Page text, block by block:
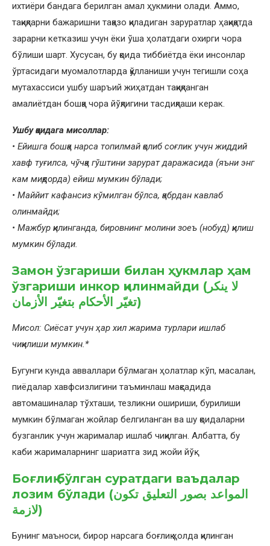
ихтиёри бандага берилган амал ҳукмини олади. Аммо,
тақиқларни бажаришни тақазо қиладиган заруратлар ҳақиқатда
зарарни кетказиш учун ёки ўша ҳолатдаги охирги чора
бўлиши шарт. Хусусан, бу қоида тиббиётда ёки инсонлар
ўртасидаги муомалотларда қўлланиши учун тегишли соҳа
мутахассиси ушбу шаръий жиҳатдан тақиқланган
амалиётдан бошқа чора йўқлигини тасдиқлаши керак.
Ушбу қоидага мисоллар:
• Ейишга бошқа нарса топилмай қолиб соғлик учун жиддий
хавф туғилса, чўчқа гўштини зарурат даражасида (яъни энг
кам миқдорда) ейиш мумкин бўлади;
• Маййит кафансиз кўмилган бўлса, қабрдан кавлаб
олинмайди;
• Мажбур қилинганда, бировнинг молини зоеъ (нобуд) қилиш
мумкин бўлади.
Замон ўзгариши билан ҳукмлар ҳам
ўзгариши инкор қилинмайди (لا ينكر
تغيّر الأحكام بتغيّر الأزمان)
Мисол: Сиёсат учун ҳар хил жарима турлари ишлаб
чиқилиши мумкин.*
Бугунги кунда авваллари бўлмаган ҳолатлар кўп, масалан,
пиёдалар хавфсизлигини таъминлаш мақсадида
автомашиналар тўхташи, тезликни ошириши, бурилиши
мумкин бўлмаган жойлар белгиланган ва шу қоидаларни
бузганлик учун жарималар ишлаб чиқилган. Албатта, бу
каби жарималарнинг шариатга зид жойи йўқ.
Боғлиқ бўлган суратдаги ваъдалар
лозим бўлади (المواعد بصور التعليق تكون
لازمة)
Бунинг маъноси, бирор нарсага боғлиқ ҳолда қилинган